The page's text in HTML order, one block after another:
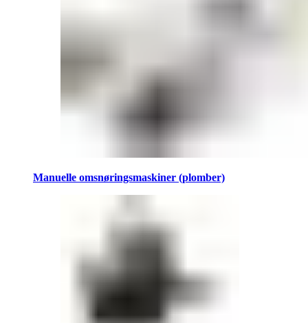
Manuelle omsnøringsmaskiner (plomber)